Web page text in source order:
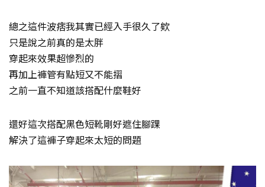
總之這件波痞我其實已經入手很久了欸
只是說之前真的是太胖
穿起來效果超慘烈的
再加上褲管有點短又不能摺
之前一直不知道該搭配什麼鞋好
還好這次搭配黑色短靴剛好遮住腳踝
解決了這褲子穿起來太短的問題